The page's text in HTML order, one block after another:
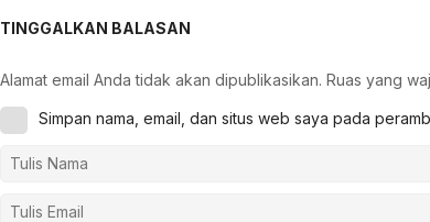
TINGGALKAN BALASAN
Alamat email Anda tidak akan dipublikasikan. Ruas yang
Simpan nama, email, dan situs web saya pada